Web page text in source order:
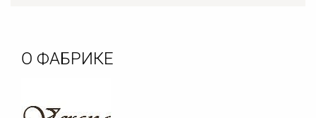
О ФАБРИКЕ